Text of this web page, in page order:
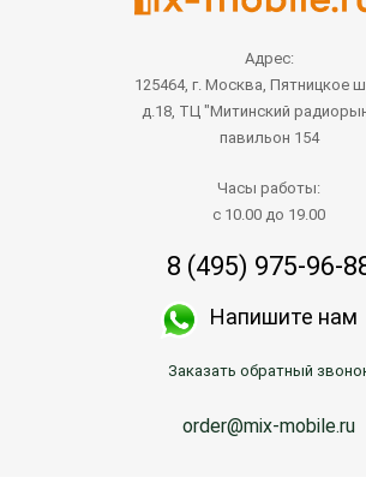
Адрес:
125464, г. Москва, Пятницкое
д.18, ТЦ "Митинский
павильон 154
Часы работы:
с 10.00 до 19.00
8 (495) 975-96-
Напишите нам
Заказать обратный
order@mix-mobile.ru